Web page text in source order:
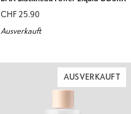
Blackhead
Power
CHF 25.90
Ausverkauft
AUSVERKAUFT